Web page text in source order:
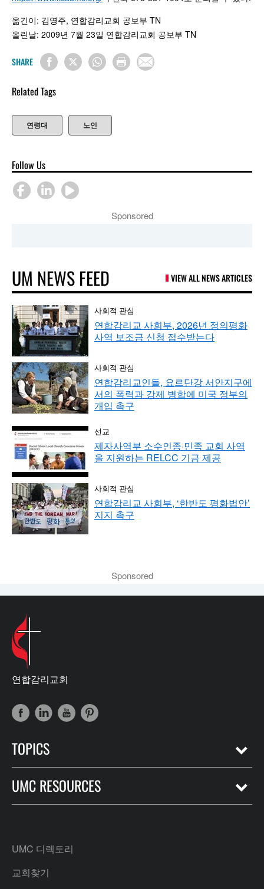
옮긴이: 김영주, 연합감리교회 공보부 TN
올린날: 2009년 7월 23일 연합감리교회 공보부 TN
SHARE
Related Tags
연령대 노인
Follow Us
Sponsored
UM NEWS FEED VIEW ALL NEWS ARTICLES
사회적 관심
연합감리교 사회부, 2026년 정의평화
사역 보조금 신청 접수받는다
사회적 관심
연합감리교인들, 요르단강 서안지구에
서의 폭력과 강제 병합에 미국 정부의
개입 촉구
선교
제자사역부 소수인종·민족 교회 사역
을 지원하는 RELCC 기금 제공
사회적 관심
연합감리교 사회부, ‘한반도 평화법안’
지지 촉구
Sponsored
연합감리교회
TOPICS
UMC RESOURCES
UMC 디렉토리
교회찾기